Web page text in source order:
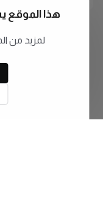
هذا الموقع
لمزيد من